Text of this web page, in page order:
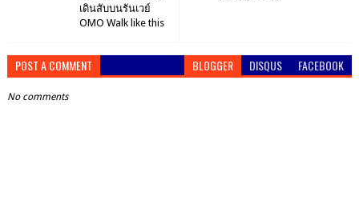
เดินสับบนรันเวย์
OMO Walk like this
POST A COMMENT BLOGGER DISQUS FACEBOOK
No comments